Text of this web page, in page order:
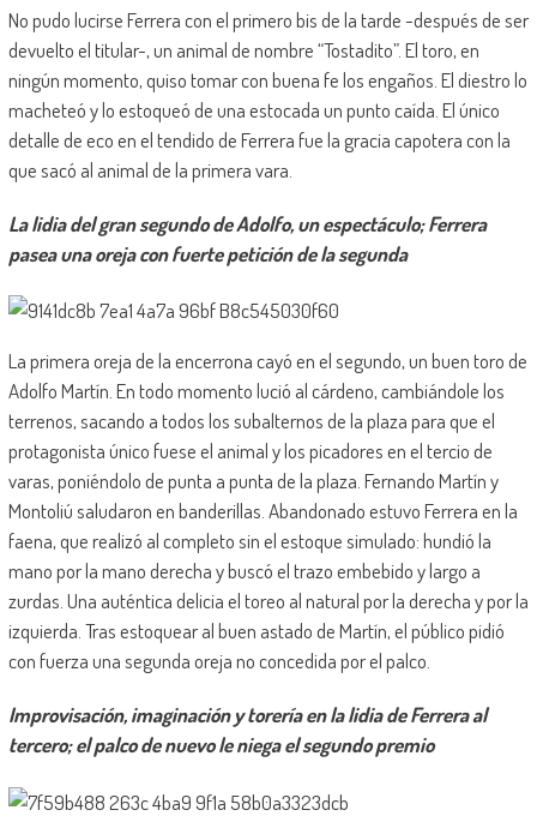
No pudo lucirse Ferrera con el primero bis de la tarde -después de ser
devuelto el titular-, un animal de nombre “Tostadito”. El toro, en
ningún momento, quiso tomar con buena fe los engaños. El diestro lo
macheteó y lo estoqueó de una estocada un punto caída. El único
detalle de eco en el tendido de Ferrera fue la gracia capotera con la
que sacó al animal de la primera vara.
La lidia del gran segundo de Adolfo, un espectáculo; Ferrera
pasea una oreja con fuerte petición de la segunda
La primera oreja de la encerrona cayó en el segundo, un buen toro de
Adolfo Martín. En todo momento lució al cárdeno, cambiándole los
terrenos, sacando a todos los subalternos de la plaza para que el
protagonista único fuese el animal y los picadores en el tercio de
varas, poniéndolo de punta a punta de la plaza. Fernando Martín y
Montoliú saludaron en banderillas. Abandonado estuvo Ferrera en la
faena, que realizó al completo sin el estoque simulado: hundió la
mano por la mano derecha y buscó el trazo embebido y largo a
zurdas. Una auténtica delicia el toreo al natural por la derecha y por la
izquierda. Tras estoquear al buen astado de Martín, el público pidió
con fuerza una segunda oreja no concedida por el palco.
Improvisación, imaginación y torería en la lidia de Ferrera al
tercero; el palco de nuevo le niega el segundo premio